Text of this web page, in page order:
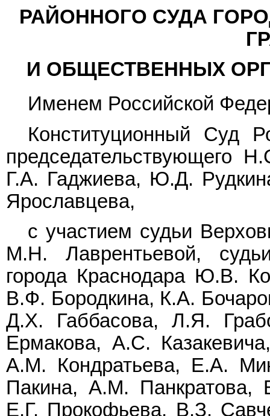
РАЙОННОГО СУДА
И ОБЩЕСТВЕННЫХ
Именем Российской
Конституционный Суд
председательствующего
Г.А. Гаджиева, Ю.Д.
Ярославцева,
с участием судьи
М.Н. Лаврентьевой,
города Краснодара Ю.В.
В.Ф. Бородкина, К.А.
Д.Х. Габбасова, Л.Я.
Ермакова, А.С.
А.М. Кондратьева, Е.А.
Пакина, А.М. Панкратова,
Е.Г. Прокофьева, В.З.